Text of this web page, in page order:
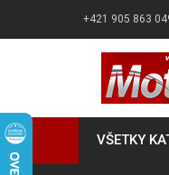
+421 905 863
VŠETKY